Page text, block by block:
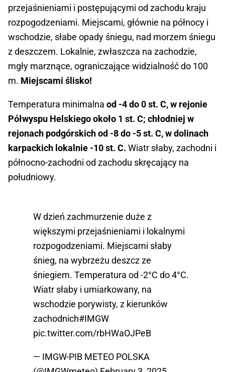
przejaśnieniami i postępującymi od zachodu kraju
rozpogodzeniami. Miejscami, głównie na północy i
wschodzie, słabe opady śniegu, nad morzem śniegu
z deszczem. Lokalnie, zwłaszcza na zachodzie,
mgły marznące, ograniczające widzialność do 100
m. Miejscami ślisko!
Temperatura minimalna od -4 do 0 st. C, w rejonie
Półwyspu Helskiego około 1 st. C; chłodniej w
rejonach podgórskich od -8 do -5 st. C, w dolinach
karpackich lokalnie -10 st. C. Wiatr słaby, zachodni i
północno-zachodni od zachodu skręcający na
południowy.
W dzień zachmurzenie duże z
większymi przejaśnieniami i lokalnymi
rozpogodzeniami. Miejscami słaby
śnieg, na wybrzeżu deszcz ze
śniegiem. Temperatura od -2°C do 4°C.
Wiatr słaby i umiarkowany, na
wschodzie porywisty, z kierunków
zachodnich#IMGW
pic.twitter.com/rbHWaOJPeB
— IMGW-PIB METEO POLSKA